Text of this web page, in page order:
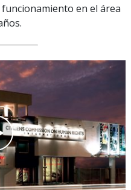
funcionamiento en el área